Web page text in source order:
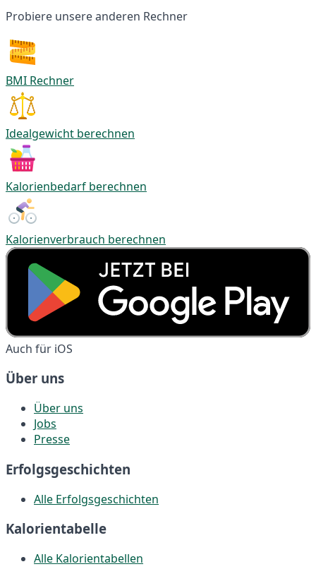
Probiere unsere anderen Rechner
BMI Rechner
Idealgewicht berechnen
Kalorienbedarf berechnen
Kalorienverbrauch berechnen
Auch für iOS
Über uns
Über uns
Jobs
Presse
Erfolgsgeschichten
Alle Erfolgsgeschichten
Kalorientabelle
Alle Kalorientabellen